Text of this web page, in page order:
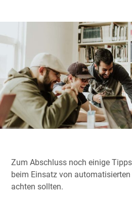
Zum Abschluss noch einige
beim Einsatz von
achten sollten.